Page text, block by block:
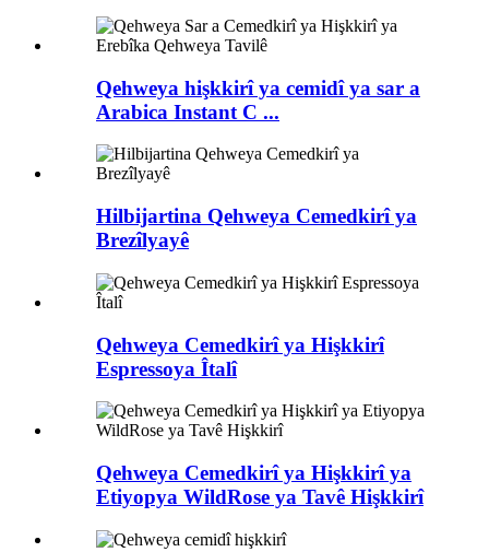
Qehweya hişkkirî ya cemidî ya sar a
Arabica Instant C ...
Hilbijartina Qehweya Cemedkirî ya
Brezîlyayê
Qehweya Cemedkirî ya Hişkkirî
Espressoya Îtalî
Qehweya Cemedkirî ya Hişkkirî ya
Etiyopya WildRose ya Tavê Hişkkirî